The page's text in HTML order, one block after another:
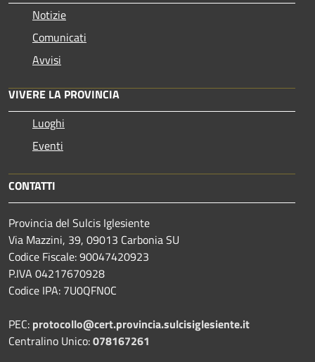
Notizie
Comunicati
Avvisi
VIVERE LA PROVINCIA
Luoghi
Eventi
CONTATTI
Provincia del Sulcis Iglesiente
Via Mazzini, 39, 09013 Carbonia SU
Codice Fiscale: 90047420923
P.IVA 04217670928
Codice IPA: 7U0QFN0C
PEC: protocollo@cert.provincia.sulcisiglesiente.it
Centralino Unico:078167261